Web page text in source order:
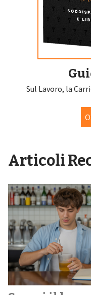
Sul Lavoro, la
Articoli